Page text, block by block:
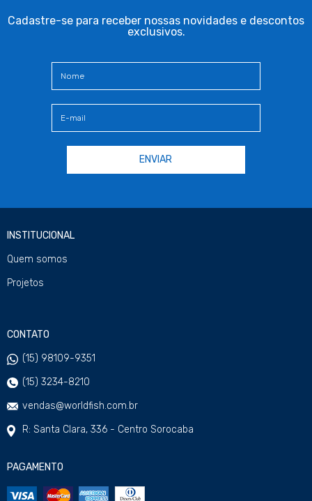
Cadastre-se para receber nossas novidades e descontos
exclusivos.
INSTITUCIONAL
Quem somos
Projetos
CONTATO
(15) 98109-9351
(15) 3234-8210
vendas@worldfish.com.br
R: Santa Clara, 336 - Centro Sorocaba
PAGAMENTO